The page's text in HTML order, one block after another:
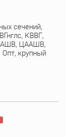
сечений,
КВВГ,
ААШВ, ЦААШВ,
крупный